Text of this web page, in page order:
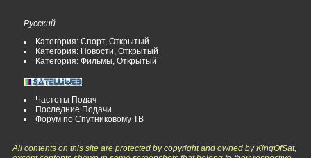
Русский
Категория: Спорт, Открытый
Категория: Новости, Открытый
Категория: Фильмы, Открытый
Частоты Подач
Последние Подачи
Форум по Спутниковому ТВ
All contents on this site are protected by copyright and owned by KingOfSat,